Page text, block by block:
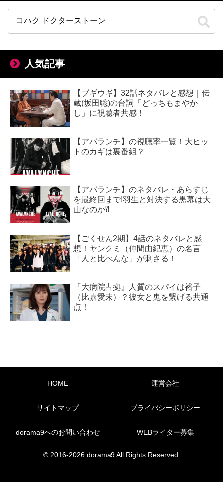
人気記事
【ブギウギ】32話ネタバレと感想｜伝
蔵(坂田聡)の台詞「どっちもまやか
し」に視聴者共感！
【アバランチ】の視聴率一覧！大ヒッ
トのカギは裏番組？
【アバランチ】のネタバレ・あらすじ
を最終回まで!羽生と対決する黒幕は大
山なのか⁈
【ごくせん2期】4話のネタバレと感
想！ヤンクミ（仲間由紀恵）の名言
「人と比べんな」が刺さる！
『大病院占拠』人質のスパイは裕子
（比嘉愛未）？彼女と鬼を繋げる共通
点！
HOME 運営会社
サイトマップ プライバシーポリシー
dorama9へのお問い合わせ WEBライター募集
© 2016-2026 dorama9 All Rights Reserved.